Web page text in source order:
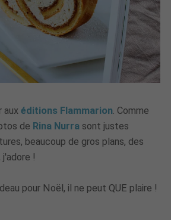
aux éditions Flammarion. Comme
de Rina Nurra sont justes
beaucoup de gros plans, des
!
pour Noël, il ne peut QUE plaire !